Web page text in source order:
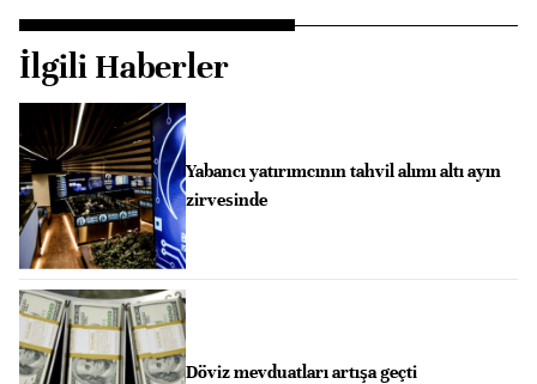
İlgili Haberler
Yabancı yatırımcının tahvil alımı altı ayın
zirvesinde
Döviz mevduatları artışa geçti